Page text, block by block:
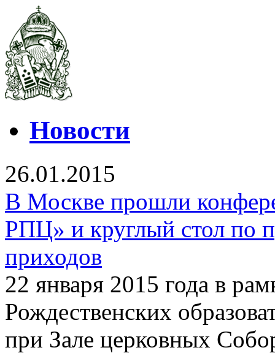
Новости
26.01.2015
В Москве прошли
РПЦ» и круглый стол по
приходов
22 января 2015 года в
Рождественских
при Зале церковных